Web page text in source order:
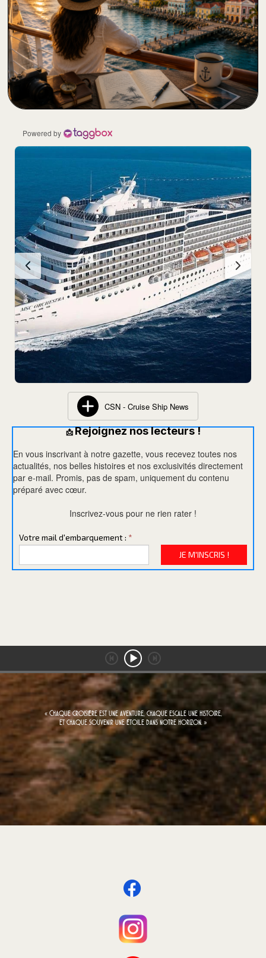
Powered by
CSN - Cruise Ship News
📩Rejoignez nos lecteurs !
En vous inscrivant à notre gazette, vous recevez toutes nos
actualités, nos belles histoires et nos exclusivités directement
par e-mail. Promis, pas de spam, uniquement du contenu
préparé avec cœur.
Inscrivez-vous pour ne rien rater !
Votre mail d'embarquement : *
JE M'INSCRIS !
« Chaque croisière est une aventure, chaque escale une histoire,
et chaque souvenir une étoile dans notre horizon. »